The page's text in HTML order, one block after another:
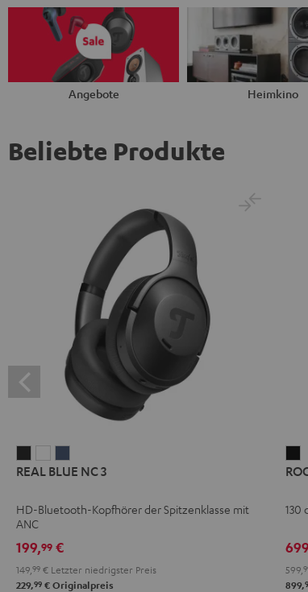
Angebote Heimkino
Beliebte Produkte
BLUE
3
Night
Black
BLUE
3
White
BLUE
3
REAL BLUE NC 3
HD-Bluetooth-Kopfhörer der Spitzenklasse mit
ANC
199,99 €
149, 99 € Letzter niedrigster Preis
229,99 € Originalpreis
130
599,
899,